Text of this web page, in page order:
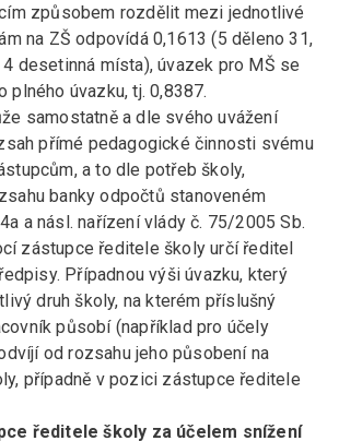
způsobem rozdělit mezi jednotlivé
na ZŠ odpovídá 0,1613 (5 děleno 31,
desetinná místa), úvazek pro MŠ se
plného úvazku, tj. 0,8387.
samostatně a dle svého uvážení
přímé pedagogické činnosti svému
a to dle potřeb školy,
banky odpočtů stanoveném
a násl. nařízení vlády č. 75/2005 Sb.
zástupce ředitele školy určí ředitel
Případnou výši úvazku, který
druh školy, na kterém příslušný
působí (například pro účely
od rozsahu jeho působení na
případně v pozici zástupce ředitele
ředitele školy za účelem snížení